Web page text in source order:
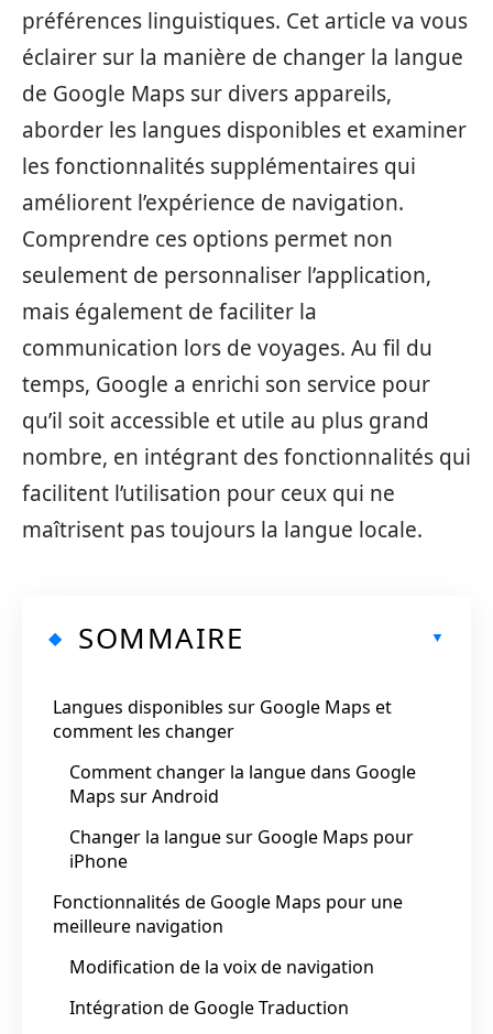
préférences linguistiques. Cet article va vous
éclairer sur la manière de changer la langue
de Google Maps sur divers appareils,
aborder les langues disponibles et examiner
les fonctionnalités supplémentaires qui
améliorent l’expérience de navigation.
Comprendre ces options permet non
seulement de personnaliser l’application,
mais également de faciliter la
communication lors de voyages. Au fil du
temps, Google a enrichi son service pour
qu’il soit accessible et utile au plus grand
nombre, en intégrant des fonctionnalités qui
facilitent l’utilisation pour ceux qui ne
maîtrisent pas toujours la langue locale.
SOMMAIRE
Langues disponibles sur Google Maps et
comment les changer
Comment changer la langue dans Google
Maps sur Android
Changer la langue sur Google Maps pour
iPhone
Fonctionnalités de Google Maps pour une
meilleure navigation
Modification de la voix de navigation
Intégration de Google Traduction